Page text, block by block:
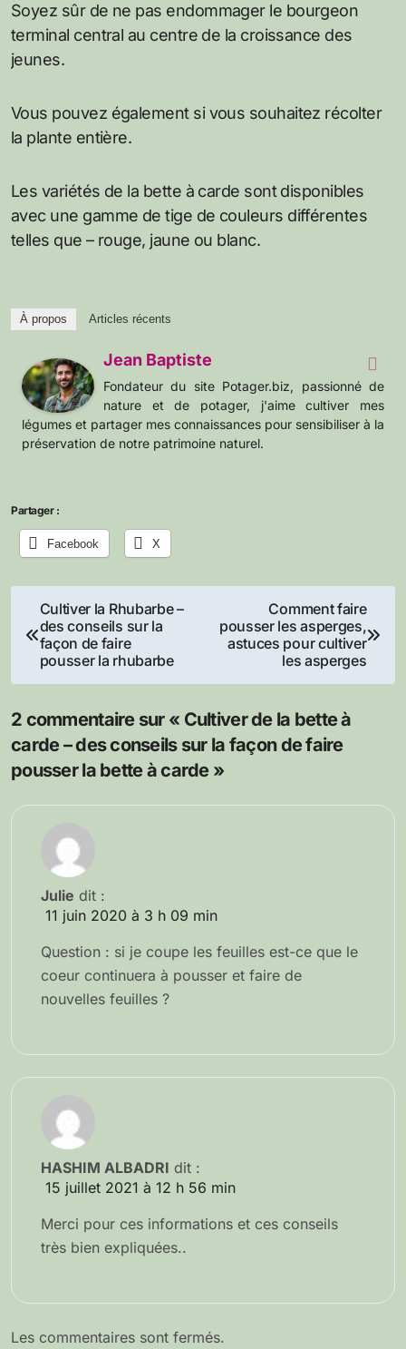
Soyez sûr de ne pas endommager le bourgeon
terminal central au centre de la croissance des
jeunes.
Vous pouvez également si vous souhaitez récolter
la plante entière.
Les variétés de la bette à carde sont disponibles
avec une gamme de tige de couleurs différentes
telles que – rouge, jaune ou blanc.
À propos Articles récents
Jean Baptiste
Fondateur du site Potager.biz, passionné de
nature et de potager, j'aime cultiver mes
légumes et partager mes connaissances pour sensibiliser à la
préservation de notre patrimoine naturel.
Partager :
Facebook X
Navigation
de
l’article
Cultiver la Rhubarbe –
des conseils sur la
façon de faire
pousser la rhubarbe
Comment faire
pousser les asperges,
astuces pour cultiver
les asperges
2 commentaire sur « Cultiver de la bette à
carde – des conseils sur la façon de faire
pousser la bette à carde »
Julie dit :
11 juin 2020 à 3 h 09 min
Question : si je coupe les feuilles est-ce que le
coeur continuera à pousser et faire de
nouvelles feuilles ?
HASHIM ALBADRI dit :
15 juillet 2021 à 12 h 56 min
Merci pour ces informations et ces conseils
très bien expliquées..
Les commentaires sont fermés.